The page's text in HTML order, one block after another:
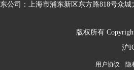
公司：上海市浦东新区东方路818号众城
版权所有
沪
用户协议 隐